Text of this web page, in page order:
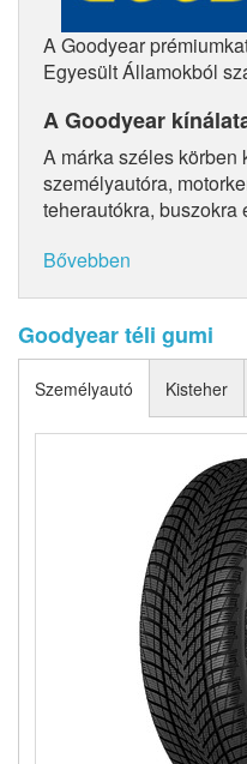
A Goodyear
Egyesült Államokból
A Goodyear
A márka széles
személyautóra,
teherautókra, buszokra
Bővebben
Goodyear téli gumi
Személyautó Kisteher